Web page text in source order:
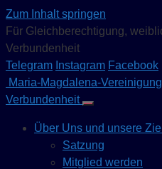
Zum Inhalt springen
Für Gleichberechtigung,
Verbundenheit
Telegram Instagram Facebook
Maria-Magdalena-Vereinigung
Verbundenheit
Über Uns und unsere
Satzung
Mitglied werden